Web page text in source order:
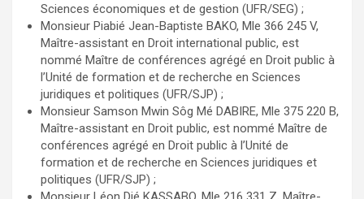
Sciences économiques et de gestion (UFR/SEG) ;
Monsieur Piabié Jean-Baptiste BAKO, Mle 366 245 V,
Maître-assistant en Droit international public, est
nommé Maître de conférences agrégé en Droit public à
l’Unité de formation et de recherche en Sciences
juridiques et politiques (UFR/SJP) ;
Monsieur Samson Mwin Sôg Mé DABIRE, Mle 375 220 B,
Maître-assistant en Droit public, est nommé Maître de
conférences agrégé en Droit public à l’Unité de
formation et de recherche en Sciences juridiques et
politiques (UFR/SJP) ;